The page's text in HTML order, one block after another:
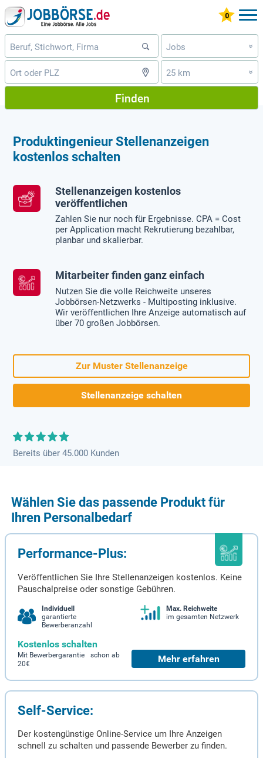
Jobs »
25 km »
Finden
Produktingenieur Stellenanzeigen
kostenlos schalten
Stellenanzeigen kostenlos
veröffentlichen
Zahlen Sie nur noch für Ergebnisse. CPA = Cost
per Application macht Rekrutierung bezahlbar,
planbar und skalierbar.
Mitarbeiter finden ganz einfach
Nutzen Sie die volle Reichweite unseres
Jobbörsen-Netzwerks - Multiposting inklusive.
Wir veröffentlichen Ihre Anzeige automatisch auf
über 70 großen Jobbörsen.
Zur Muster Stellenanzeige
Stellenanzeige schalten
Bereits über 45.000 Kunden
Wählen Sie das passende Produkt für
Ihren Personalbedarf
Performance-Plus:
Veröffentlichen Sie Ihre Stellenanzeigen kostenlos. Keine
Pauschalpreise oder sonstige Gebühren.
Individuell
garantierte
Bewerberanzahl
Max. Reichweite
im gesamten Netzwerk
Kostenlos schalten
Mit Bewerbergarantie schon ab
20€
Mehr erfahren
Self-Service:
Der kostengünstige Online-Service um Ihre Anzeigen
schnell zu schalten und passende Bewerber zu finden.